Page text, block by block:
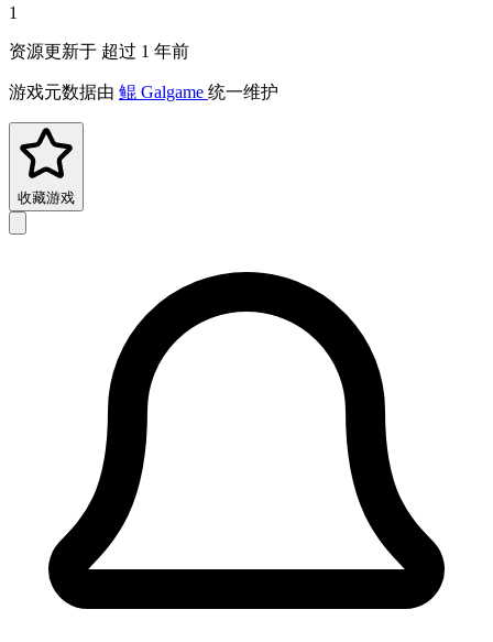
1
资源更新于 超过 1 年前
游戏元数据由 鲲 Galgame 统一维护
收藏游戏